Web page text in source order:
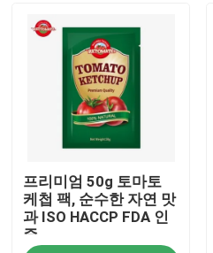
프리미엄 50g 토마토
케첩 팩, 순수한 자연 맛
과 ISO HACCP FDA 인
증